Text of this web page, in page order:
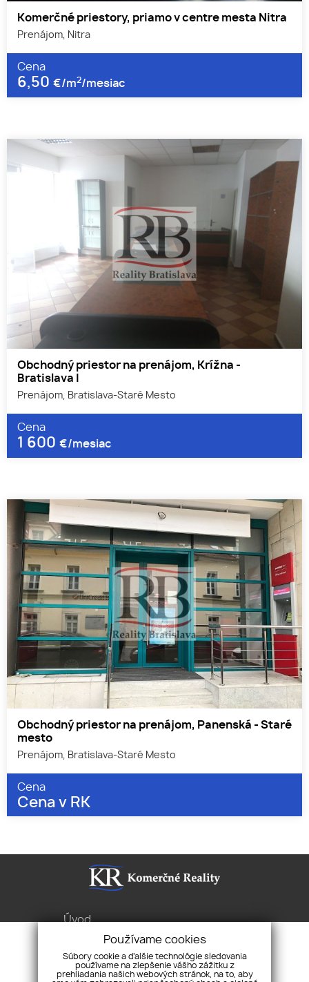
Komerčné priestory, priamo v centre mesta Nitra
Prenájom, Nitra
Cena
6,50 €/m2/mesiac
Obchodný priestor na prenájom, Krížna -
Bratislava I
Prenájom, Bratislava-Staré Mesto
Cena
1 600 €/mesiac
Obchodný priestor na prenájom, Panenská - Staré
mesto
Prenájom, Bratislava-Staré Mesto
Cena
Cena v RK
Úvod
Byty Domy Pozemky
Pravidlá cookies
Používame cookies
Súbory cookie a ďalšie technológie sledovania
používame na zlepšenie vášho zážitku z
prehliadania našich webových stránok, na to, aby